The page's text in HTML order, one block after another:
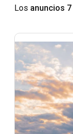
Los anuncios 7